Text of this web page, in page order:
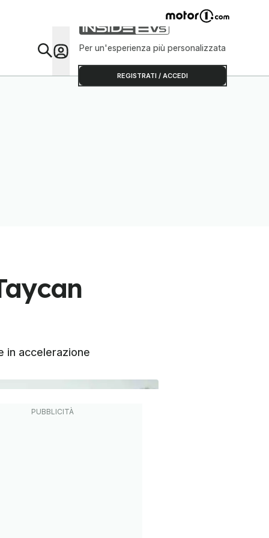
Per un'esperienza più personalizzata
REGISTRATI / ACCEDI
in accelerazione